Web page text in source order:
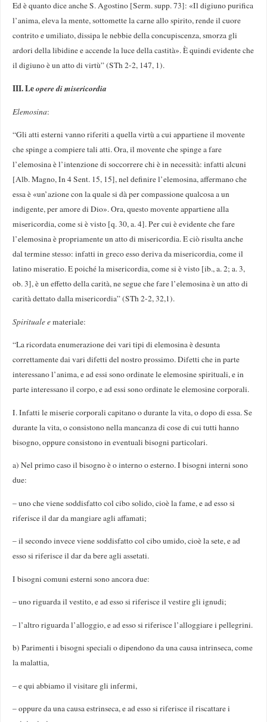
Ed è quanto dice anche S. Agostino [Serm. supp. 73]: «Il digiuno purifica
l’anima, eleva la mente, sottomette la carne allo spirito, rende il cuore
contrito e umiliato, dissipa le nebbie della concupiscenza, smorza gli
ardori della libidine e accende la luce della castità». È quindi evidente che
il digiuno è un atto di virtù” (STh 2-2, 147, 1).
III. Leopere di misericordia
Elemosina:
“Gli atti esterni vanno riferiti a quella virtù a cui appartiene il movente
che spinge a compiere tali atti. Ora, il movente che spinge a fare
l’elemosina è l’intenzione di soccorrere chi è in necessità: infatti alcuni
[Alb. Magno, In 4 Sent. 15, 15], nel definire l’elemosina, affermano che
essa è «un’azione con la quale si dà per compassione qualcosa a un
indigente, per amore di Dio». Ora, questo movente appartiene alla
misericordia, come si è visto [q. 30, a. 4]. Per cui è evidente che fare
l’elemosina è propriamente un atto di misericordia. E ciò risulta anche
dal termine stesso: infatti in greco esso deriva da misericordia, come il
latino miseratio. E poiché la misericordia, come si è visto [ib., a. 2; a. 3,
ob. 3], è un effetto della carità, ne segue che fare l’elemosina è un atto di
carità dettato dalla misericordia” (STh 2-2, 32,1).
Spirituale emateriale:
“La ricordata enumerazione dei vari tipi di elemosina è desunta
correttamente dai vari difetti del nostro prossimo. Difetti che in parte
interessano l’anima, e ad essi sono ordinate le elemosine spirituali, e in
parte interessano il corpo, e ad essi sono ordinate le elemosine corporali.
I. Infatti le miserie corporali capitano o durante la vita, o dopo di essa. Se
durante la vita, o consistono nella mancanza di cose di cui tutti hanno
bisogno, oppure consistono in eventuali bisogni particolari.
a) Nel primo caso il bisogno è o interno o esterno. I bisogni interni sono
due:
– uno che viene soddisfatto col cibo solido, cioè la fame, e ad esso si
riferisce il dar da mangiare agli affamati;
– il secondo invece viene soddisfatto col cibo umido, cioè la sete, e ad
esso si riferisce il dar da bere agli assetati.
I bisogni comuni esterni sono ancora due:
– uno riguarda il vestito, e ad esso si riferisce il vestire gli ignudi;
– l’altro riguarda l’alloggio, e ad esso si riferisce l’alloggiare i pellegrini.
b) Parimenti i bisogni speciali o dipendono da una causa intrinseca, come
la malattia,
– e qui abbiamo il visitare gli infermi,
– oppure da una causa estrinseca, e ad esso si riferisce il riscattare i